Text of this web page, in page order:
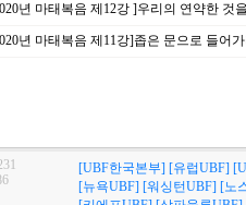
년 마태복음 제12강 ]우리의 연약한 것
년 마태복음 제11강]좁은 문으로 들어
[UBF한국본부] [유럽UBF]
[뉴욕UBF] [워싱턴UBF] [노